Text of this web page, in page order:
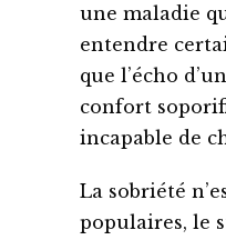
une maladie
entendre
que l’écho
confort
incapable de
La sobriété
populaires, le